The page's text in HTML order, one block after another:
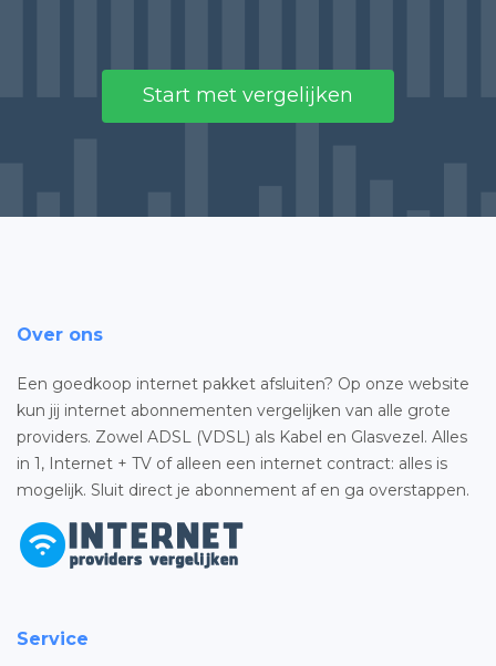
Start met vergelijken
Over ons
Een goedkoop internet pakket afsluiten? Op onze website
kun jij internet abonnementen vergelijken van alle grote
providers. Zowel ADSL (VDSL) als Kabel en Glasvezel. Alles
in 1, Internet + TV of alleen een internet contract: alles is
mogelijk. Sluit direct je abonnement af en ga overstappen.
Service